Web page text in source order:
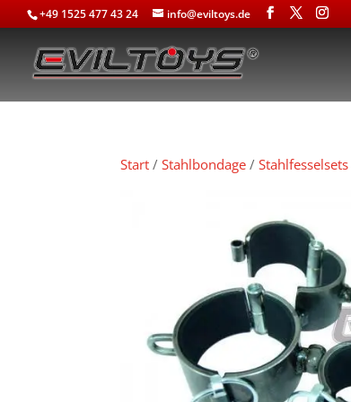
+49 1525 477 43 24 info@eviltoys.de
Start /Stahlbondage /Stahlfesselsets